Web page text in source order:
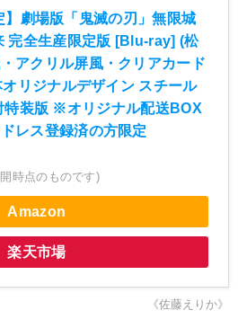
劇場版「鬼滅の刃」無限城
完全生産限定版 [Blu-ray] (松
アクリル屏風・クリアカード
リジナルデザイン スチール
装版 ※オリジナル配送BOX
レス登録済の方限定
時点のものです)
Amazon
楽天市場
《佐藤えりか》